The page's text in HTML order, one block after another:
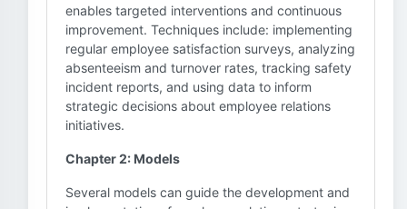
enables targeted interventions and continuous
improvement. Techniques include: implementing
regular employee satisfaction surveys, analyzing
absenteeism and turnover rates, tracking safety
incident reports, and using data to inform
strategic decisions about employee relations
initiatives.
Chapter 2: Models
Several models can guide the development and